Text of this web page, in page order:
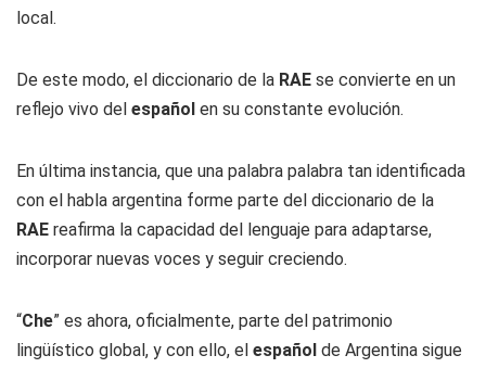
local.
De este modo, el diccionario de la RAE se convierte en un
reflejo vivo del español en su constante evolución.
En última instancia, que una palabra palabra tan identificada
con el habla argentina forme parte del diccionario de la
RAE reafirma la capacidad del lenguaje para adaptarse,
incorporar nuevas voces y seguir creciendo.
“Che” es ahora, oficialmente, parte del patrimonio
lingüístico global, y con ello, el español de Argentina sigue